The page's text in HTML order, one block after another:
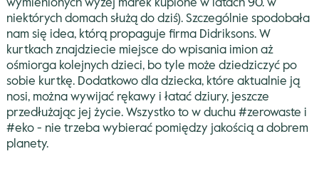
wymienionych wyżej marek kupione w latach 90. w
niektórych domach służą do dziś). Szczególnie spodobała
nam się idea, którą propaguje firma Didriksons. W
kurtkach znajdziecie miejsce do wpisania imion aż
ośmiorga kolejnych dzieci, bo tyle może dziedziczyć po
sobie kurtkę. Dodatkowo dla dziecka, które aktualnie ją
nosi, można wywijać rękawy i łatać dziury, jeszcze
przedłużając jej życie. Wszystko to w duchu #zerowaste i
#eko - nie trzeba wybierać pomiędzy jakością a dobrem
planety.